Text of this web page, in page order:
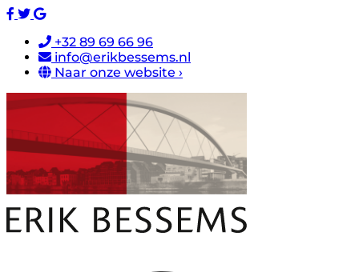
+32 89 69 66 96
info@erikbessems.nl
Naar onze website ›